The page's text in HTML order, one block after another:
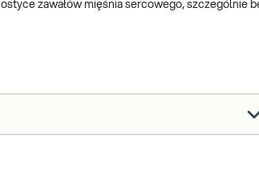
zawałów mięśnia sercowego, szczególnie